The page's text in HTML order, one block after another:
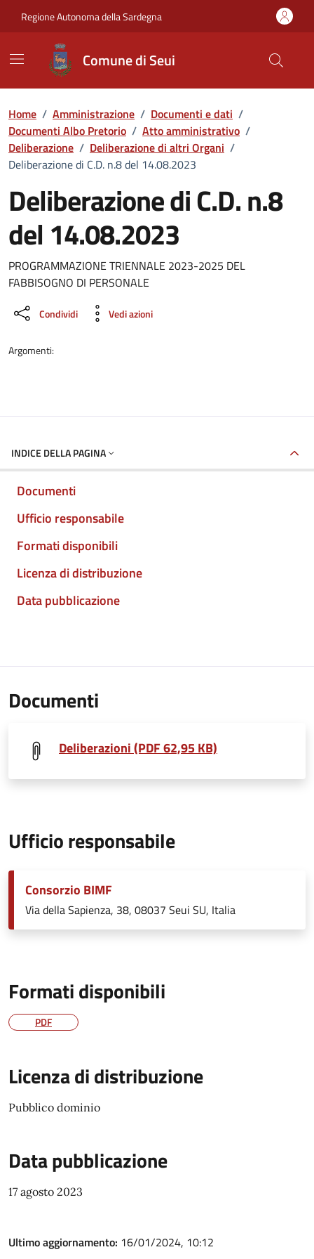
Regione Autonoma della Sardegna
Comune di Seui
Home / Amministrazione / Documenti e dati /
Documenti Albo Pretorio / Atto amministrativo /
Deliberazione / Deliberazione di altri Organi /
Deliberazione di C.D. n.8 del 14.08.2023
Deliberazione di C.D. n.8
del 14.08.2023
Dettaglio del documento
PROGRAMMAZIONE TRIENNALE 2023-2025 DEL
FABBISOGNO DI PERSONALE
Condividi Vedi azioni
Argomenti:
INDICE DELLA PAGINA
Documenti
Ufficio responsabile
Formati disponibili
Licenza di distribuzione
Data pubblicazione
Documenti
Deliberazioni (PDF 62,95 KB)
Ufficio responsabile
Consorzio BIMF
Via della Sapienza, 38, 08037 Seui SU, Italia
Formati disponibili
PDF
Licenza di distribuzione
Pubblico dominio
Data pubblicazione
17 agosto 2023
Ultimo aggiornamento: 16/01/2024, 10:12